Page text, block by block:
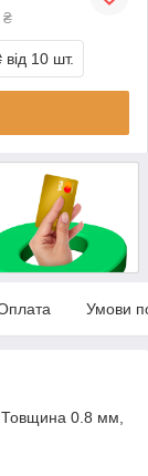
₴
від 10 шт.
Умови
Товщина 0.8 мм,